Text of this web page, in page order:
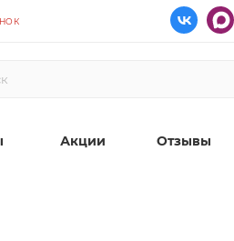
Акции Отзывы